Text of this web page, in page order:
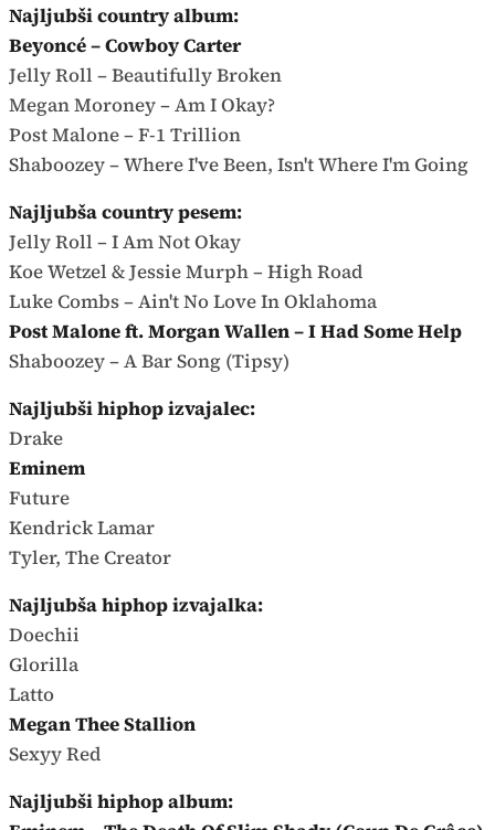
Najljubši country album:
Beyoncé – Cowboy Carter
Jelly Roll – Beautifully Broken
Megan Moroney – Am I Okay?
Post Malone – F-1 Trillion
Shaboozey – Where I've Been, Isn't Where I'm Going
Najljubša country pesem:
Jelly Roll – I Am Not Okay
Koe Wetzel & Jessie Murph – High Road
Luke Combs – Ain't No Love In Oklahoma
Post Malone ft. Morgan Wallen – I Had Some Help
Shaboozey – A Bar Song (Tipsy)
Najljubši hiphop izvajalec:
Drake
Eminem
Future
Kendrick Lamar
Tyler, The Creator
Najljubša hiphop izvajalka:
Doechii
Glorilla
Latto
Megan Thee Stallion
Sexyy Red
Najljubši hiphop album: